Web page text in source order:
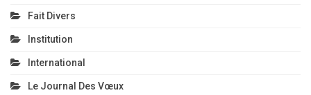
Fait Divers
Institution
International
Le Journal Des Vœux